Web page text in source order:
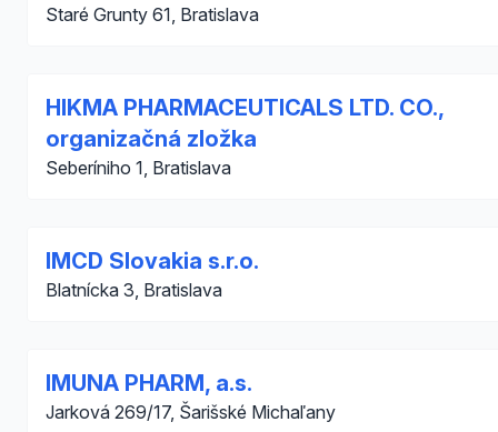
Staré Grunty 61, Bratislava
HIKMA PHARMACEUTICALS LTD. CO.,
organizačná zložka
Seberíniho 1, Bratislava
IMCD Slovakia s.r.o.
Blatnícka 3, Bratislava
IMUNA PHARM, a.s.
Jarková 269/17, Šarišské Michaľany